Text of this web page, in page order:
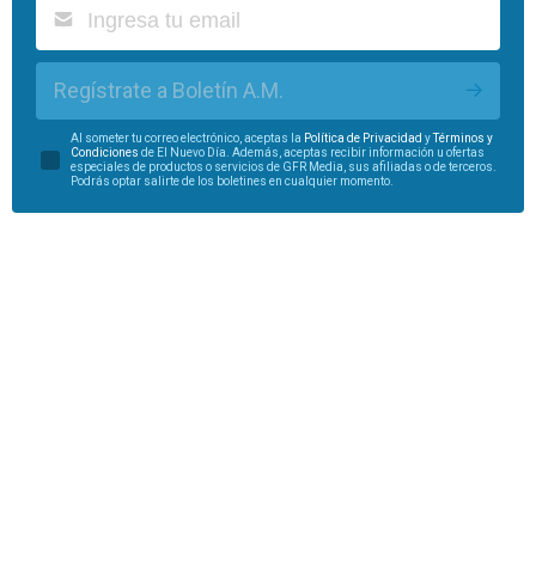
Regístrate a Boletín A.M.
Al someter tu correo electrónico, aceptas la Política de Privacidad yTérminos y
Condiciones de El Nuevo Día. Además, aceptas recibir información u ofertas
especiales de productos o servicios de GFR Media, sus afiliadas o de terceros.
Podrás optar salirte de los boletines en cualquier momento.